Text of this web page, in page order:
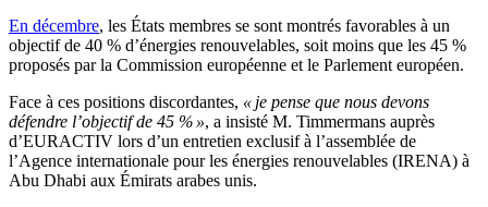
En décembre, les États membres se sont montrés favorables à un
objectif de 40 % d’énergies renouvelables, soit moins que les 45 %
proposés par la Commission européenne et le Parlement européen.
Face à ces positions discordantes, « je pense que nous devons
défendre l’objectif de 45 % », a insisté M. Timmermans auprès
d’EURACTIV lors d’un entretien exclusif à l’assemblée de
l’Agence internationale pour les énergies renouvelables (IRENA) à
Abu Dhabi aux Émirats arabes unis.